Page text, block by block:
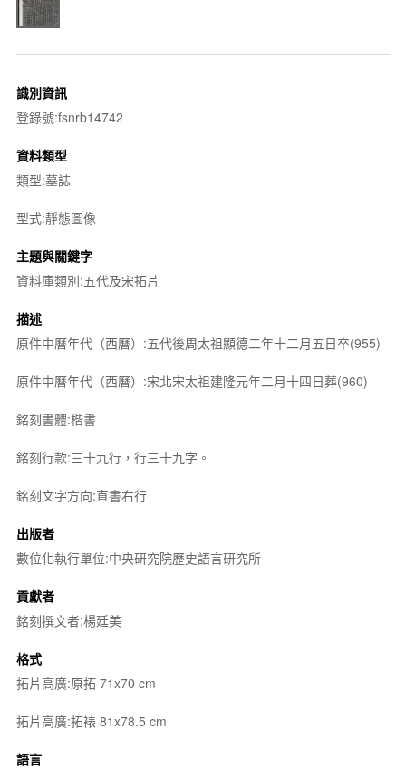
識別資訊
登錄號:fsnrb14742
資料類型
類型:墓誌
型式:靜態圖像
主題與關鍵字
資料庫類別:五代及宋拓片
描述
原件中曆年代（西曆）:五代後周太祖顯德二年十二月五日卒(955)
原件中曆年代（西曆）:宋北宋太祖建隆元年二月十四日葬(960)
銘刻書體:楷書
銘刻行款:三十九行，行三十九字。
銘刻文字方向:直書右行
出版者
數位化執行單位:中央研究院歷史語言研究所
貢獻者
銘刻撰文者:楊廷美
格式
拓片高廣:原拓 71x70 cm
拓片高廣:拓裱 81x78.5 cm
語言